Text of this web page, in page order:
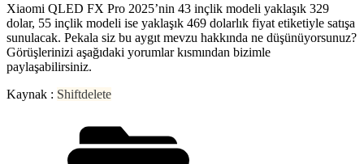
Xiaomi QLED FX Pro 2025’nin 43 inçlik modeli yaklaşık 329
dolar, 55 inçlik modeli ise yaklaşık 469 dolarlık fiyat etiketiyle satışa
sunulacak. Pekala siz bu aygıt mevzu hakkında ne düşünüyorsunuz?
Görüşlerinizi aşağıdaki yorumlar kısmından bizimle
paylaşabilirsiniz.
Kaynak : Shiftdelete